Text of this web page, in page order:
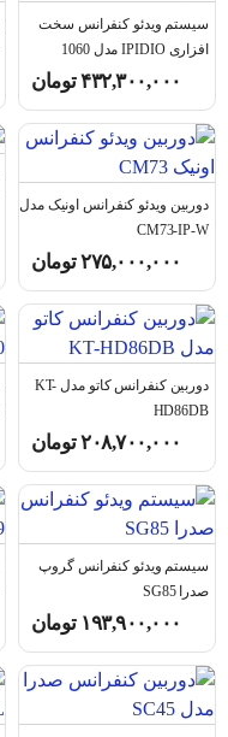
سیستم ویدئو کنفرانس سخت
افزاری IPIDIO مدل 1060
۴۳۲,۳۰۰,۰۰۰تومان
دوربین ویدئو کنفرانس اونیک مدل
CM73-IP-W
۲۷۵,۰۰۰,۰۰۰تومان
دوربین کنفرانس کاتو مدل KT-
HD86‌DB
۲۰۸,۷۰۰,۰۰۰تومان
سیستم ویدئو کنفرانس گروپ
صدرا SG85
۱۹۳,۹۰۰,۰۰۰ تومان